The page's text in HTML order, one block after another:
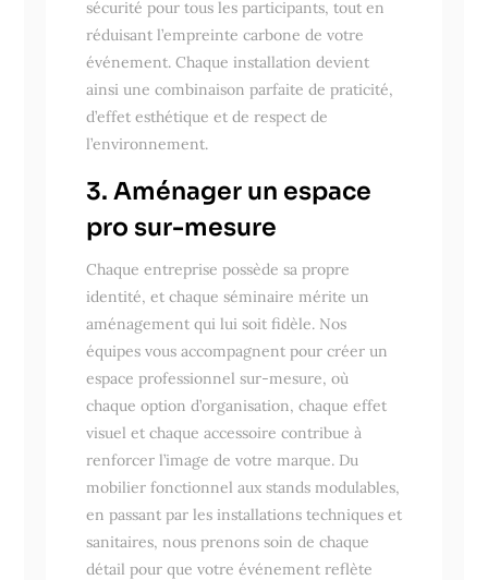
sécurité pour tous les participants, tout en
réduisant l’empreinte carbone de votre
événement. Chaque installation devient
ainsi une combinaison parfaite de praticité,
d’effet esthétique et de respect de
l’environnement.
3. Aménager un espace
pro sur-mesure
Chaque entreprise possède sa propre
identité, et chaque séminaire mérite un
aménagement qui lui soit fidèle. Nos
équipes vous accompagnent pour créer un
espace professionnel sur-mesure, où
chaque option d’organisation, chaque effet
visuel et chaque accessoire contribue à
renforcer l’image de votre marque. Du
mobilier fonctionnel aux stands modulables,
en passant par les installations techniques et
sanitaires, nous prenons soin de chaque
détail pour que votre événement reflète